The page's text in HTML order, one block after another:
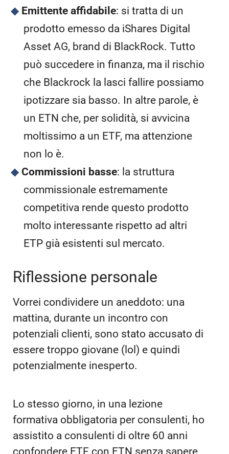
Emittente affidabile: si tratta di un
prodotto emesso da iShares Digital
Asset AG, brand di BlackRock. Tutto
può succedere in finanza, ma il rischio
che Blackrock la lasci fallire possiamo
ipotizzare sia basso. In altre parole, è
un ETN che, per solidità, si avvicina
moltissimo a un ETF, ma attenzione
non lo è.
Commissioni basse: la struttura
commissionale estremamente
competitiva rende questo prodotto
molto interessante rispetto ad altri
ETP già esistenti sul mercato.
Riflessione personale
Vorrei condividere un aneddoto: una
mattina, durante un incontro con
potenziali clienti, sono stato accusato di
essere troppo giovane (lol) e quindi
potenzialmente inesperto.
Lo stesso giorno, in una lezione
formativa obbligatoria per consulenti, ho
assistito a consulenti di oltre 60 anni